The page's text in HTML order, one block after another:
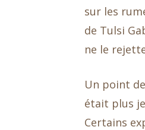
sur les
de Tulsi
ne le
Un point
était plus
Certains